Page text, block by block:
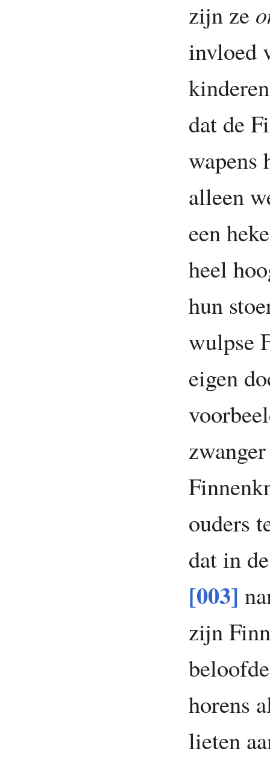
zijn ze
invloed
dat de
wapens
alleen
een
heel
hun
wulpse
eigen
ouders
dat in
[003]
zijn
horens
lieten